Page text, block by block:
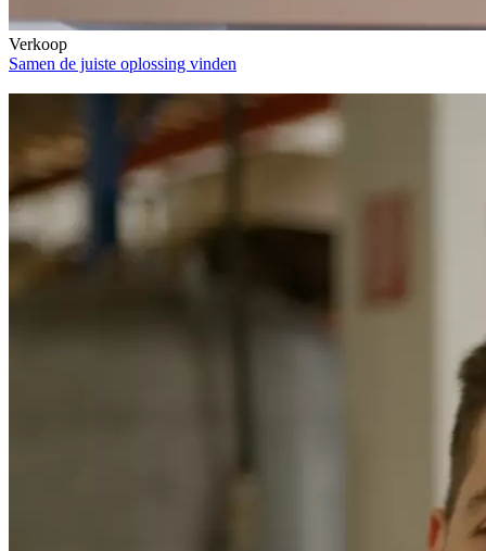
Verkoop
Samen de juiste oplossing vinden